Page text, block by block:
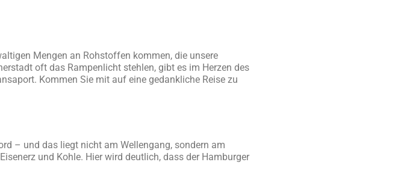
Mengen an Rohstoffen kommen, die unsere
oft das Rampenlicht stehlen, gibt es im Herzen des
Kommen Sie mit auf eine gedankliche Reise zu
– und das liegt nicht am Wellengang, sondern am
und Kohle. Hier wird deutlich, dass der Hamburger